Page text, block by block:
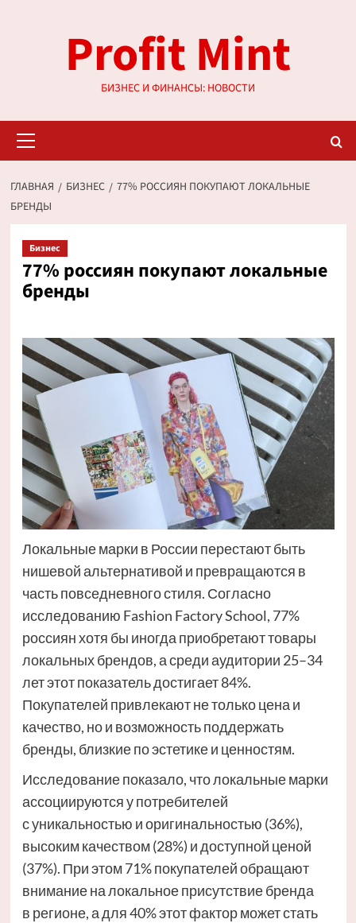
содержимомуProfit Mint
БИЗНЕС И ФИНАНСЫ: НОВОСТИ
меню
ГЛАВНАЯ БИЗНЕС
77% РОССИЯН ПОКУПАЮТ ЛОКАЛЬНЫЕ
БРЕНДЫ
Бизнес
77% россиян покупают локальные
бренды
Локальные марки в России перестают быть
нишевой альтернативой и превращаются в
часть повседневного стиля. Согласно
исследованию Fashion Factory School, 77%
россиян хотя бы иногда приобретают товары
локальных брендов, а среди аудитории 25–34
лет этот показатель достигает 84%.
Покупателей привлекают не только цена и
качество, но и возможность поддержать
бренды, близкие по эстетике и ценностям.
Исследование показало, что локальные марки
ассоциируются у потребителей
с уникальностью и оригинальностью (36%),
высоким качеством (28%) и доступной ценой
(37%). При этом 71% покупателей обращают
внимание на локальное присутствие бренда
в регионе, а для 40% этот фактор может стать